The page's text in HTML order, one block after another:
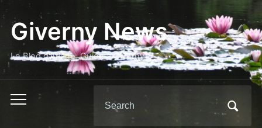
Giverny News
Le Blog d'Ariane, Guide à Giverny
Toggle
for: